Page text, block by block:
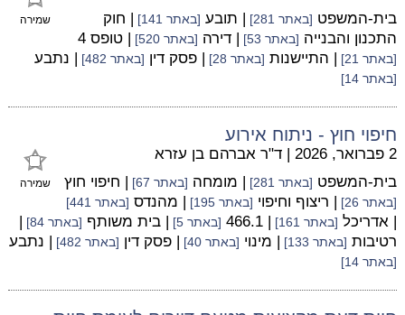
שמירה
בית-המשפט [באתר 281] | תובע [באתר 141]
| חוק
התכנון והבנייה [באתר 53] | דירה [באתר 520] | טופס 4
[באתר 21] | התיישנות [באתר 28] | פסק דין [באתר 482] | נתבע
[באתר 14]
חיפוי חוץ - ניתוח אירוע
שמירה
2 פברואר, 2026 | ד"ר אברהם בן עזרא
בית-המשפט [באתר 281] | מומחה [באתר 67] | חיפוי חוץ
[באתר 26] | ריצוף וחיפוי [באתר 195] | מהנדס [באתר 441]
| אדריכל [באתר 161] | 466.1 [באתר 5] | בית משותף [באתר 84]
|
רטיבות [באתר 133] | מינוי [באתר 40] | פסק דין [באתר 482] | נתבע
[באתר 14]